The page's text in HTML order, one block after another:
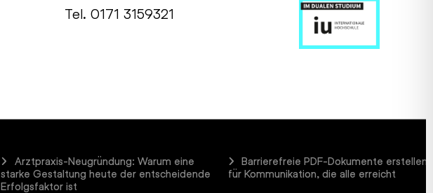
Tel. 0171 3159321
Arztpraxis-Neugründung: Warum eine
starke Gestaltung heute der entscheidende
Erfolgsfaktor ist
Barrierefreie PDF-Dokumente erstellen
für Kommunikation, die alle erreicht